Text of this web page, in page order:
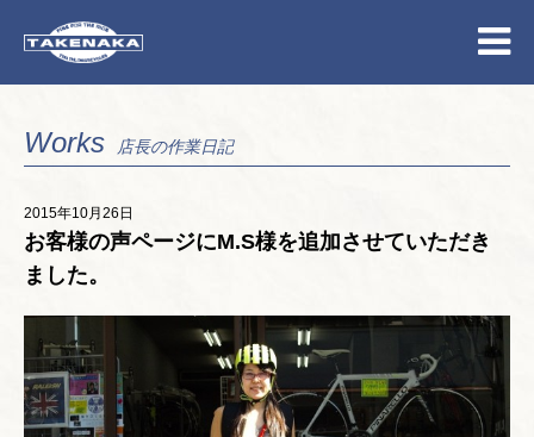
Works 店長の作業日記
2015年10月26日
お客様の声ページにM.S様を追加させていただき
ました。